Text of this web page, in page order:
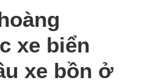
xe biển
xe bồn ở